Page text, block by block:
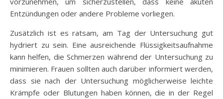
Entzündungen oder andere Probleme vorliegen.
Zusätzlich ist es ratsam, am Tag der Untersuchung gut
hydriert zu sein. Eine ausreichende Flüssigkeitsaufnahme
kann helfen, die Schmerzen während der Untersuchung zu
minimieren. Frauen sollten auch darüber informiert werden,
dass sie nach der Untersuchung möglicherweise leichte
Krämpfe oder Blutungen haben können, die in der Regel